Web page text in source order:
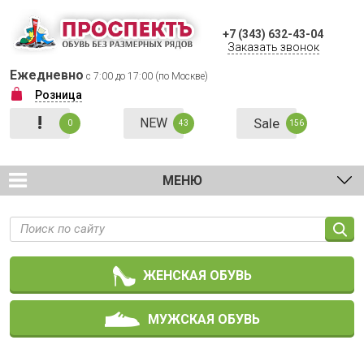
+7 (343) 632-43-04
Заказать звонок
Ежедневно с 7:00 до 17:00 (по Москве)
Розница
! 0 NEW 43 Sale 156
МЕНЮ
ЖЕНСКАЯ ОБУВЬ
МУЖСКАЯ ОБУВЬ